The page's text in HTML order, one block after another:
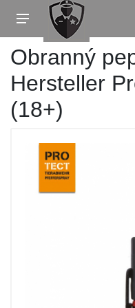
Obranný
Hersteller
(18+)